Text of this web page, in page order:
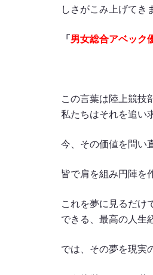
しさがこみ上げてき
「男女総合アベック
この言葉は陸上競技
私たちはそれを追い
今、その価値を問い
皆で肩を組み円陣を
これを夢に見るだけ
できる、最高の人生
では、その夢を現実